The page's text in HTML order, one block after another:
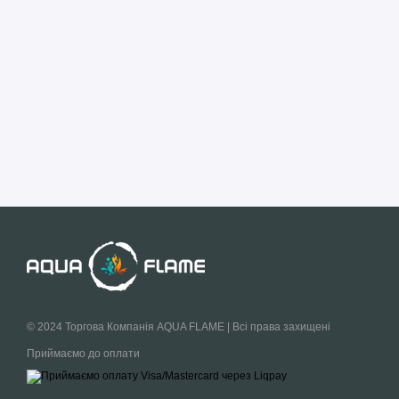
© 2024 Торгова Компанія AQUA FLAME | Всі права захищені
Приймаємо до оплати